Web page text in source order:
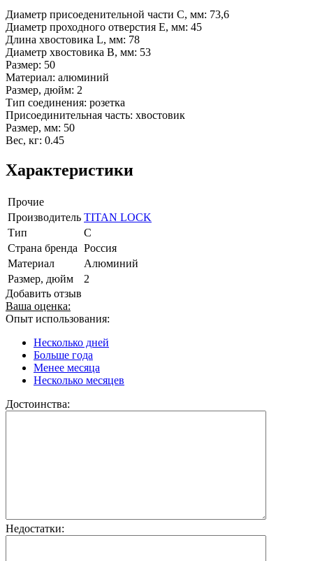
Диаметр присоеденительной части С, мм: 73,6
Диаметр проходного отверстия E, мм: 45
Длина хвостовика L, мм: 78
Диаметр хвостовика B, мм: 53
Размер: 50
Материал: алюминий
Размер, дюйм: 2
Тип соединения: розетка
Присоединительная часть: хвостовик
Размер, мм: 50
Вес, кг: 0.45
Характеристики
Прочие
Производитель TITAN LOCK
Тип
C
Страна бренда Россия
Материал
Алюминий
Размер, дюйм
2
Добавить отзыв
Ваша оценка:
Опыт использования:
Несколько дней
Больше года
Менее месяца
Несколько месяцев
Достоинства:
Недостатки: